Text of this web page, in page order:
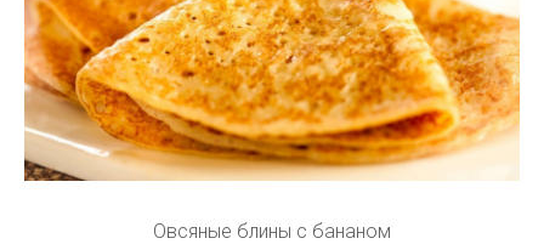
Овсяные блины с бананом